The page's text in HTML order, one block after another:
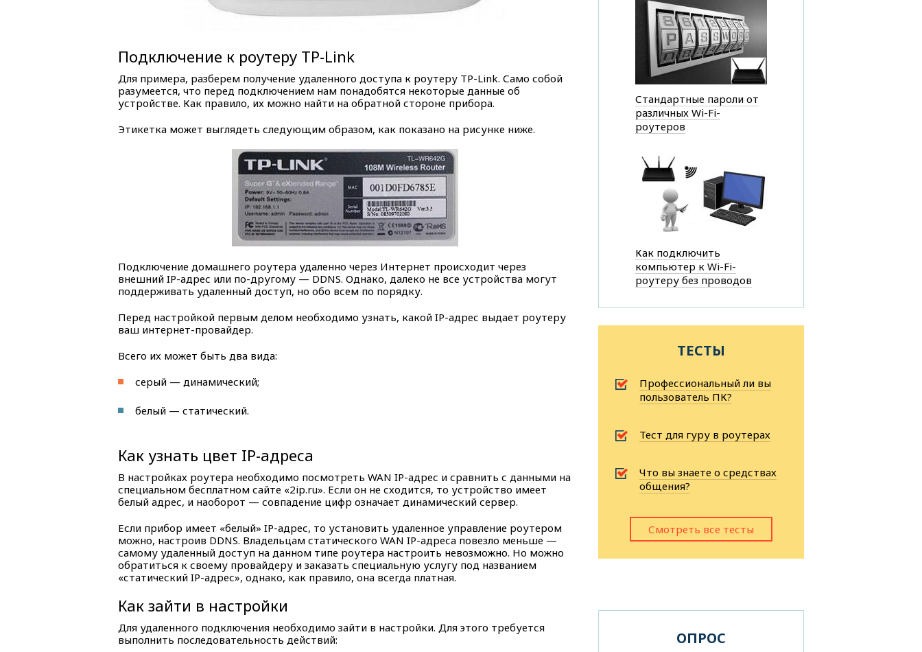
Подключение к роутеру TP-Link
Для примера, разберем получение удаленного доступа к роутеру TP-Link. Само собой
разумеется, что перед подключением нам понадобятся некоторые данные об
устройстве. Как правило, их можно найти на обратной стороне прибора.
Этикетка может выглядеть следующим образом, как показано на рисунке ниже.
Подключение домашнего роутера удаленно через Интернет происходит через
внешний IP-адрес или по-другому — DDNS. Однако, далеко не все устройства могут
поддерживать удаленный доступ, но обо всем по порядку.
Перед настройкой первым делом необходимо узнать, какой IP-адрес выдает роутеру
ваш интернет-провайдер.
Всего их может быть два вида:
серый — динамический;
белый — статический.
Как узнать цвет IP-адреса
В настройках роутера необходимо посмотреть WAN IP-адрес и сравнить с данными на
специальном бесплатном сайте «2ip.ru». Если он не сходится, то устройство имеет
белый адрес, и наоборот — совпадение цифр означает динамический сервер.
Если прибор имеет «белый» IP-адрес, то установить удаленное управление роутером
можно, настроив DDNS. Владельцам статического WAN IP-адреса повезло меньше —
самому удаленный доступ на данном типе роутера настроить невозможно. Но можно
обратиться к своему провайдеру и заказать специальную услугу под названием
«статический IP-адрес», однако, как правило, она всегда платная.
Как зайти в настройки
Для удаленного подключения необходимо зайти в настройки. Для этого требуется
выполнить последовательность действий:
Стандартные пароли от
различных Wi-Fi-
роутеров
Как подключить
компьютер к Wi-Fi-
роутеру без проводов
ТЕСТЫ
Профессиональный ли вы
пользователь ПК?
Тест для гуру в роутерах
Что вы знаете о средствах
общения?
Смотреть все тесты
ОПРОС